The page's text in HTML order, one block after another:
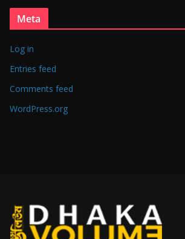
Meta
Log in
Entries feed
Comments feed
WordPress.org